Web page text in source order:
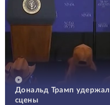
Дональд Трамп
сцены